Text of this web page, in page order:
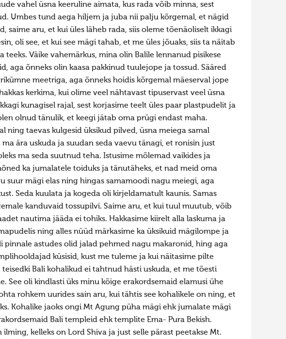
vahel üsna keeruline aimata, kus rada võib minna, sest
Umbes tund aega hiljem ja juba nii palju kõrgemal, et nägid
saime aru, et kui üles läheb rada, siis oleme tõenäoliselt ikkagi
oli see, et kui see mägi tahab, et me üles jõuaks, siis ta näitab
teeks. Väike vahemärkus, mina olin Balile lennanud pisikese
aga õnneks olin kaasa pakkinud tuulejope ja tossud. Sääred
meetriga, aga õnneks hoidis kõrgemal mäeserval jope
kerkima, kui olime veel nähtavast tipuservast veel üsna
kunagisel rajal, sest korjasime teelt üles paar plastpudelit ja
olnud tänulik, et keegi jätab oma prügi endast maha.
ning taevas kulgesid üksikud pilved, üsna meiega samal
ära uskuda ja suudan seda vaevu tänagi, et ronisin just
ma seda suutnud teha. Istusime mõlemad vaikides ja
ka jumalatele toiduks ja tänutäheks, et nad meid oma
suur mägi elas ning hingas samamoodi nagu meiegi, aga
Seda kuulata ja kogeda oli kirjeldamatult kaunis. Samas
kanduvaid tossupilvi. Saime aru, et kui tuul muutub, võib
nautima jääda ei tohiks. Hakkasime kiirelt alla laskuma ja
ning alles nüüd märkasime ka üksikuid mägilompe ja
pinnale astudes olid jalad pehmed nagu makaronid, hing aga
küsisid, kust me tuleme ja kui näitasime pilte
Bali kohalikud ei tahtnud hästi uskuda, et me tõesti
See oli kindlasti üks minu kõige erakordsemaid elamusi ühe
rohkem uurides sain aru, kui tähtis see kohalikele on ning, et
Kohalike jaoks ongi Mt Agung püha mägi ehk jumalate mägi
Bali templeid ehk templite Ema- Pura Bekish.
kelleks on Lord Shiva ja just selle pärast peetakse Mt.